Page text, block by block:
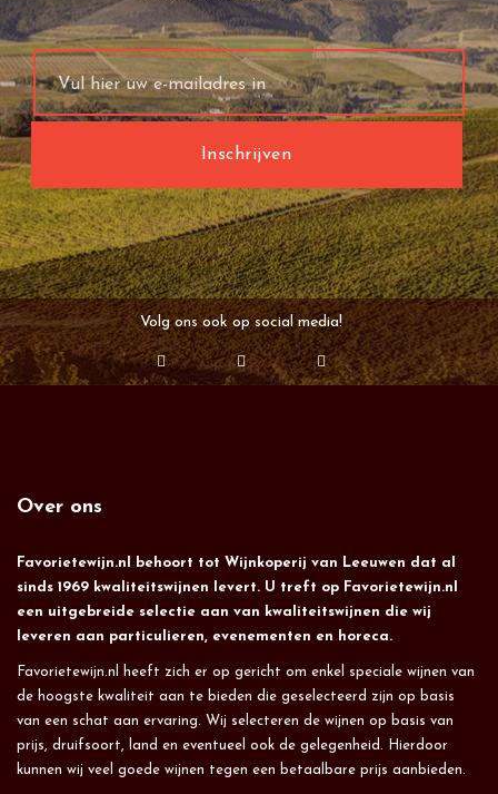
Volg ons ook op social media!
Over ons
Favorietewijn.nl behoort tot Wijnkoperij van Leeuwen dat al
sinds 1969 kwaliteitswijnen levert. U treft op Favorietewijn.nl
een uitgebreide selectie aan van kwaliteitswijnen die wij
leveren aan particulieren, evenementen en horeca.
Favorietewijn.nl heeft zich er op gericht om enkel speciale wijnen van
de hoogste kwaliteit aan te bieden die geselecteerd zijn op basis
van een schat aan ervaring. Wij selecteren de wijnen op basis van
prijs, druifsoort, land en eventueel ook de gelegenheid. Hierdoor
kunnen wij veel goede wijnen tegen een betaalbare prijs aanbieden.